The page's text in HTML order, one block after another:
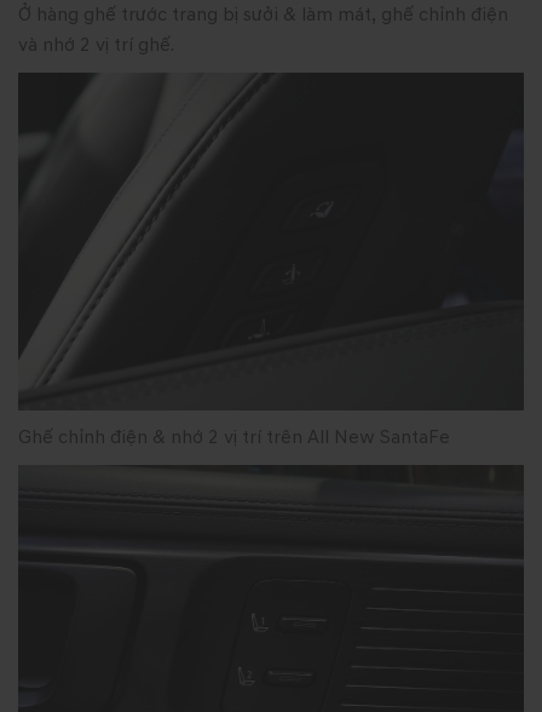
Ở hàng ghế trước trang bị sưởi & làm mát, ghế chỉnh điện
và nhớ 2 vị trí ghế.
Ghế chỉnh điện & nhớ 2 vị trí trên All New SantaFe